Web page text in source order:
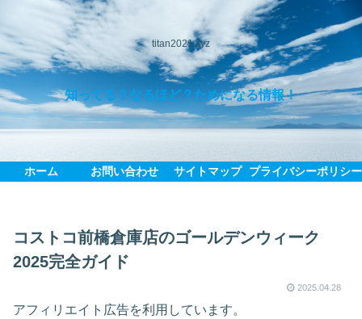
titan2021.xyz
知ってる？なるほど？ためになる情報！
ホーム お問い合わせ サイトマップ プライバシーポリシー
コストコ前橋倉庫店のゴールデンウィーク
2025完全ガイド
2025.04.28
アフィリエイト広告を利用しています。